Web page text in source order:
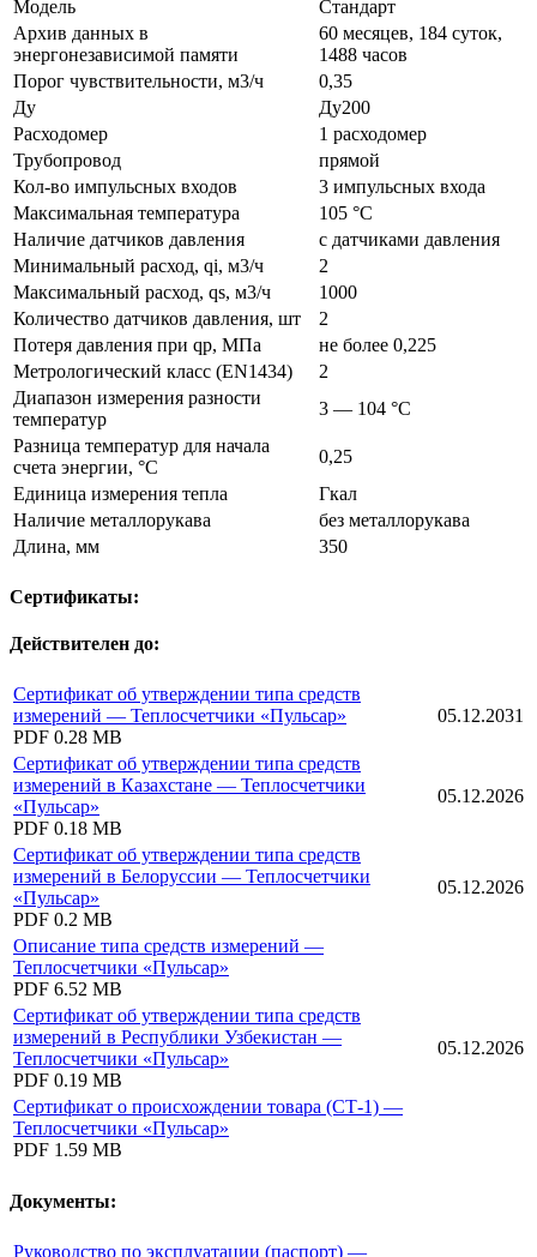
Модель
Стандарт
Архив данных в
энергонезависимой памяти
60 месяцев, 184 суток,
1488 часов
Порог чувствительности, м3/ч
0,35
Ду
Ду200
Расходомер
1 расходомер
Трубопровод
прямой
Кол-во импульсных входов
3 импульсных входа
Максимальная температура
105 °C
Наличие датчиков давления
с датчиками давления
Минимальный расход, qi, м3/ч
2
Максимальный расход, qs, м3/ч
1000
Количество датчиков давления, шт
2
Потеря давления при qp, МПа
не более 0,225
Метрологический класс (EN1434)
2
Диапазон измерения разности
температур
3 — 104 °C
Разница температур для начала
счета энергии, °C
0,25
Единица измерения тепла
Гкал
Наличие металлорукава
без металлорукава
Длина, мм
350
Сертификаты:
Действителен до:
Сертификат об утверждении типа средств
измерений — Теплосчетчики «Пульсар»
PDF 0.28 MB
05.12.2031
Сертификат об утверждении типа средств
измерений в Казахстане — Теплосчетчики
«Пульсар»
PDF 0.18 MB
05.12.2026
Сертификат об утверждении типа средств
измерений в Белоруссии — Теплосчетчики
«Пульсар»
PDF 0.2 MB
05.12.2026
Описание типа средств измерений —
Теплосчетчики «Пульсар»
PDF 6.52 MB
Сертификат об утверждении типа средств
измерений в Республики Узбекистан —
Теплосчетчики «Пульсар»
PDF 0.19 MB
05.12.2026
Сертификат о происхождении товара (СТ-1) —
Теплосчетчики «Пульсар»
PDF 1.59 MB
Документы:
Руководство по эксплуатации (паспорт) —